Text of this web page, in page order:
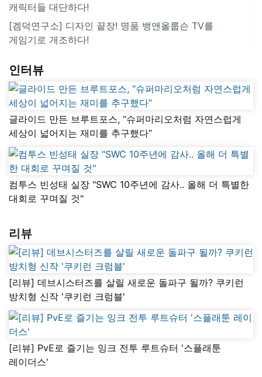
캐릭터들 대단하다!
[겜덕연구소] 디자인 끝장! 명품 뱅앤올룹슨 TV를
게임기로 개조하다!
인터뷰
글라이드 만든 브루트포스, “슈퍼마리오처럼 자연스럽게
세상이 넓어지는 재미를 추구했다”
컴투스 빈성태 실장 "SWC 10주년에 감사.. 올해 더 특별한
대회로 꾸며질 것"
리뷰
[리뷰] 데브시스터즈를 살릴 새로운 돌파구 될까? 쿠키런
방치형 신작 '쿠키런 크럼블'
[리뷰] PvE로 즐기는 잉크 전투 루트슈터 '스플래툰
레이더스'